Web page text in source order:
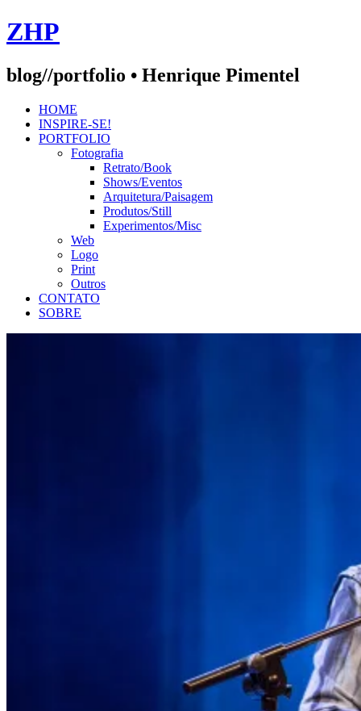
Skip
to
ZHP
blog//portfolio • Henrique Pimentel
HOME
INSPIRE-SE!
PORTFOLIO
Fotografia
Retrato/Book
Shows/Eventos
Arquitetura/Paisagem
Produtos/Still
Experimentos/Misc
Web
Logo
Print
Outros
CONTATO
SOBRE